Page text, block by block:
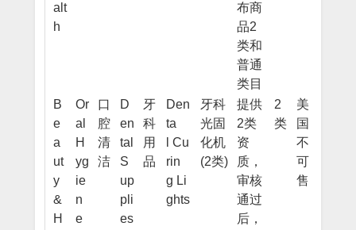
alt
h
布商
品2
类和
普通
类目
B
e
a
ut
y
&
H
Or
al
H
yg
ie
n
e
口
腔
清
洁
D
en
tal
S
up
pli
es
牙
科
用
品
Den
ta
l Cu
rin
g Li
ghts
牙科
光固
化机
(2类)
提供
2类
资
质，
审核
通过
后，
2
类
美
国
不
可
售